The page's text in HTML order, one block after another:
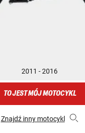
2011 - 2016
TO JEST MÓJ MOTOCYKL
Znajdź inny motocykl